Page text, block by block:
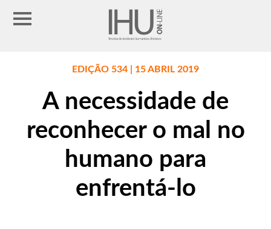
EDIÇÃO 534 | 15 ABRIL 2019
A necessidade de
reconhecer o mal no
humano para
enfrentá-lo